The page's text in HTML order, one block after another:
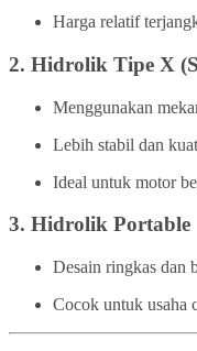
Harga relatif
2. Hidrolik Tipe X
Menggunakan
Lebih stabil dan kuat
Ideal untuk motor
3. Hidrolik Portable
Desain ringkas dan
Cocok untuk usaha